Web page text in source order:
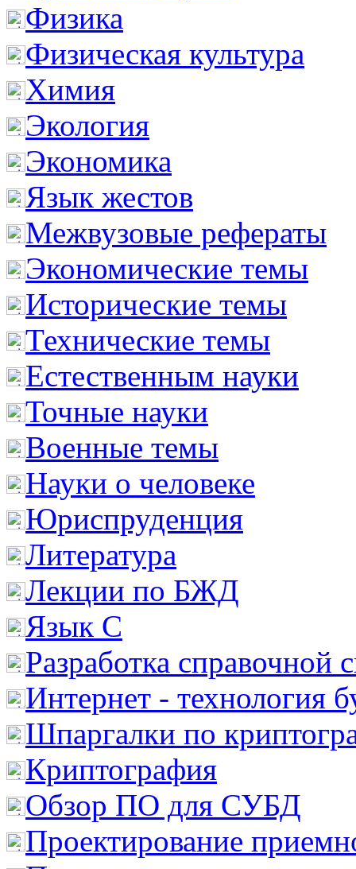
Физика
Физическая культура
Химия
Экология
Экономика
Язык жестов
Межвузовые рефераты
Экономические темы
Исторические темы
Технические темы
Естественным науки
Точные науки
Военные темы
Науки о человеке
Юриспруденция
Литература
Лекции по БЖД
Язык С
Разработка справочной
Интернет - технология
Шпаргалки по
Криптография
Обзор ПО для СУБД
Проектирование